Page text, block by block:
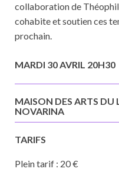
collaboration de
cohabite et soutien ces
prochain.
MARDI 30 AVRIL 20H30
MAISON DES ARTS DU
NOVARINA
TARIFS
Plein tarif : 20 €